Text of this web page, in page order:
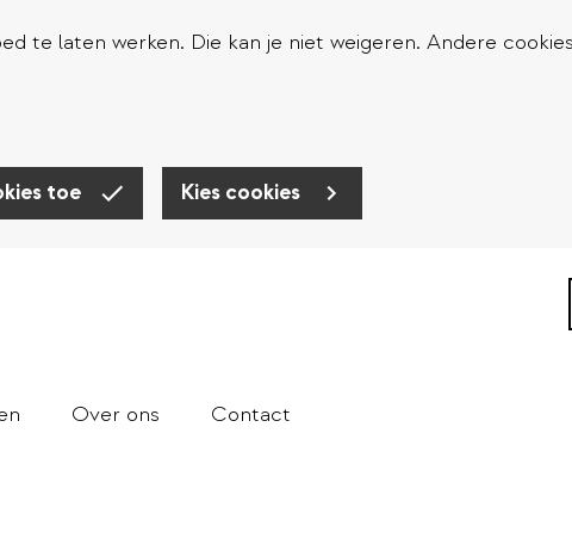
te laten werken. Die kan je niet weigeren. Andere cookies
toe Kies cookies
Over ons Contact